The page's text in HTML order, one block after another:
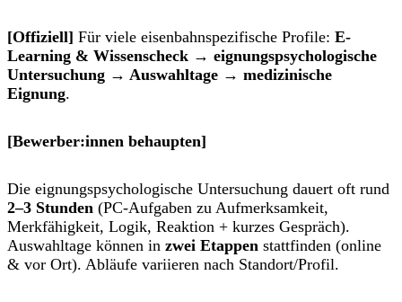
[Offiziell] Für viele eisenbahnspezifische Profile: E-
Learning & Wissenscheck → eignungspsychologische
Untersuchung → Auswahltage → medizinische
Eignung.
[Bewerber:innen behaupten]
Die eignungspsychologische Untersuchung dauert oft rund
2–3 Stunden (PC-Aufgaben zu Aufmerksamkeit,
Merkfähigkeit, Logik, Reaktion + kurzes Gespräch).
Auswahltage können in zwei Etappen stattfinden (online
& vor Ort). Abläufe variieren nach Standort/Profil.